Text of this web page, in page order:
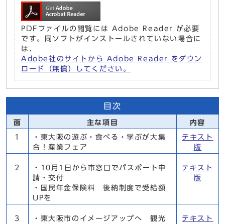
PDFファイルの閲覧には Adobe Reader が必要
です。同ソフトがインストールされていない場合に
は、
Adobe社のサイトから Adobe Reader をダウン
ロード（無償）してください。
目次
面 主な項目 内容
1
・東大阪の遊ぶ・食べる・学ぶが大集
合！産業フェア
テキスト
版
2
・10月1日から市窓口でパスポート申
請・交付
・国民年金保険料 後納制度で受給額
UPを
テキスト
版
3
・東大阪市のイメージアップへ 観光
テキスト